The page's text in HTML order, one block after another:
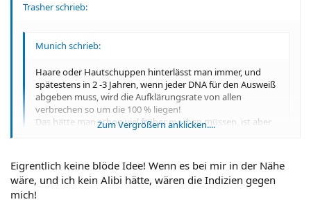
Trasher schrieb:
Munich schrieb:
Haare oder Hautschuppen hinterlässt man immer, und
spätestens in 2 -3 Jahren, wenn jeder DNA für den Ausweiß
abgeben muss, wird die Aufklärungsrate von allen
verbrechen so um die 100 % liegen!
Das hätte man schon viel früher machen müssen, ist aber
Zum Vergrößern anklicken....
ein paar Haare von Dir. Aufklärungsrate 100%, Munich im Knast,
Fall gelöst!
Zum Vergrößern anklicken....
Eigrentlich keine blöde Idee! Wenn es bei mir in der Nähe
wäre, und ich kein Alibi hätte, wären die Indizien gegen
mich!